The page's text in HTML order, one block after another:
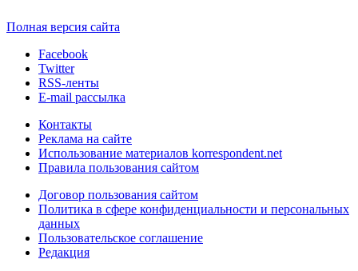
Полная версия сайта
Facebook
Twitter
RSS-ленты
E-mail рассылка
Контакты
Реклама на сайте
Использование материалов korrespondent.net
Правила пользования сайтом
Договор пользования сайтом
Политика в сфере конфиденциальности и персональных
данных
Пользовательское соглашение
Редакция